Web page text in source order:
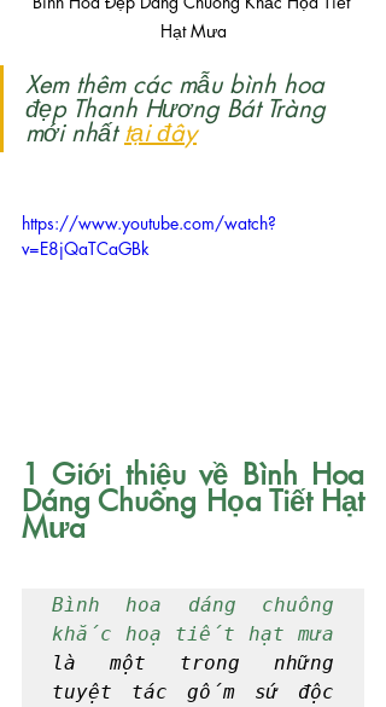
Hạt Mưa
Xem thêm các mẫu bình hoa
đẹp Thanh Hương Bát Tràng
mới nhất tại đây
https://www.youtube.com/watch?
v=E8jQaTCaGBk
1 Giới thiệu về Bình Hoa
Dáng Chuông Họa Tiết Hạt
Mưa
Bình hoa dáng chuông
khắc hoạ tiết hạt mưa
là một trong những
tuyệt tác gốm sứ độc